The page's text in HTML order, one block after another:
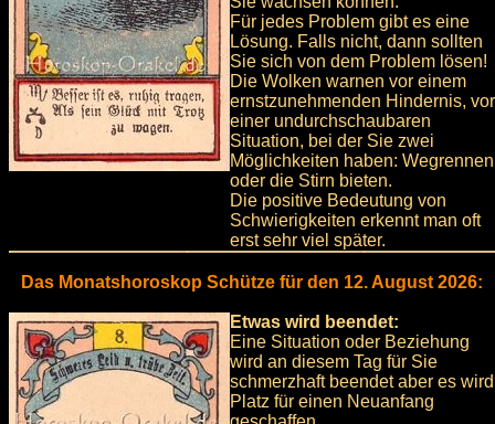
Für jedes Problem gibt es eine
Lösung. Falls nicht, dann sollten
Sie sich von dem Problem lösen!
Die Wolken warnen vor einem
ernstzunehmenden Hindernis, vor
einer undurchschaubaren
Situation, bei der Sie zwei
Möglichkeiten haben: Wegrennen
oder die Stirn bieten.
Die positive Bedeutung von
Schwierigkeiten erkennt man oft
erst sehr viel später.
Das Monatshoroskop Schütze für den 12. August 2026:
Etwas wird beendet:
Eine Situation oder Beziehung
wird an diesem Tag für Sie
schmerzhaft beendet aber es wird
Platz für einen Neuanfang